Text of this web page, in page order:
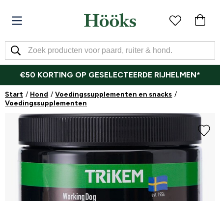
€50 KORTING OP GESELECTEERDE RIJHELMEN*
Start Hond
Voedingssupplementen en snacks
Voedingssupplementen